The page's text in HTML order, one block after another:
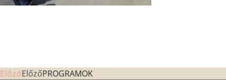
ElőzőElőzőPROGRAMOK